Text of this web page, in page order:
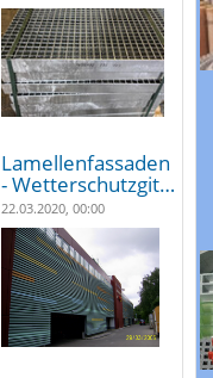
Lamellenfassaden
- Wetterschutzgit…
22.03.2020, 00:00